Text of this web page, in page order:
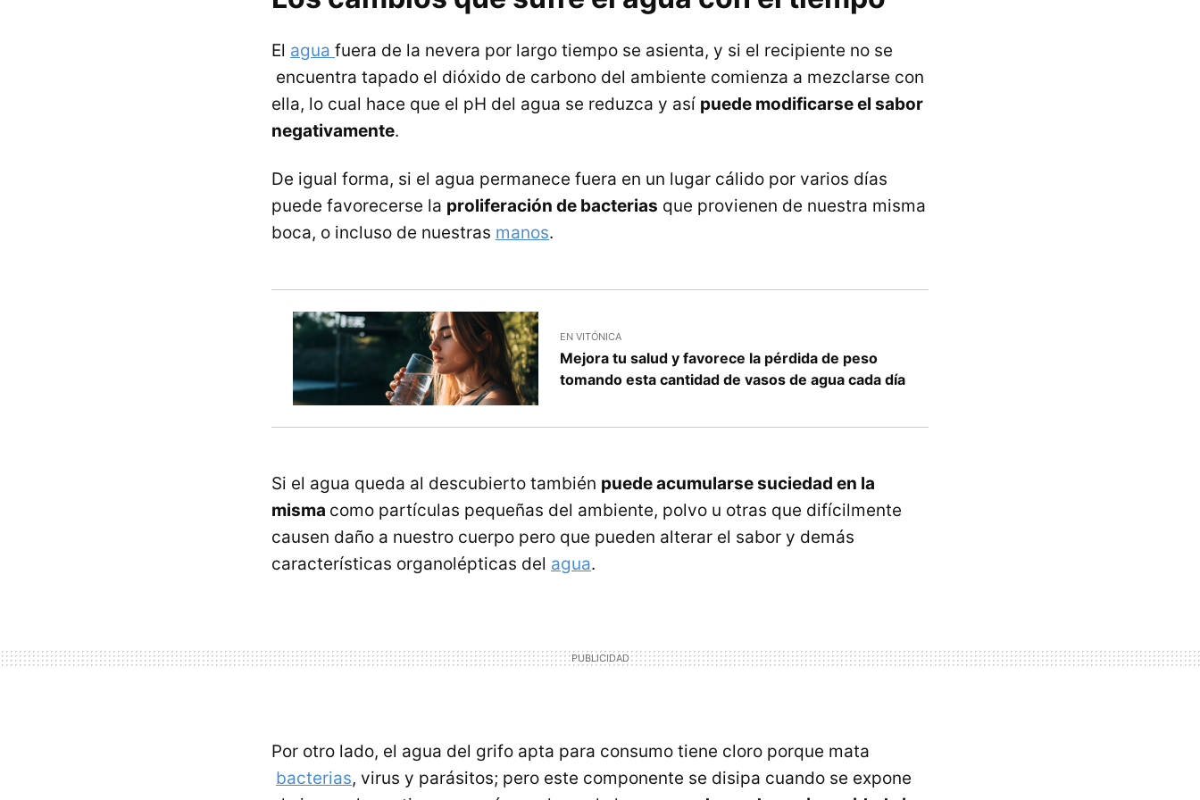
El agua fuera de la nevera por largo tiempo se asienta, y si el recipiente no se
encuentra tapado el dióxido de carbono del ambiente comienza a mezclarse con
ella, lo cual hace que el pH del agua se reduzca y así puede modificarse el sabor
negativamente.
De igual forma, si el agua permanece fuera en un lugar cálido por varios días
puede favorecerse la proliferación de bacterias que provienen de nuestra misma
boca, o incluso de nuestras manos.
EN VITÓNICA
Mejora tu salud y favorece la pérdida de peso
tomando esta cantidad de vasos de agua cada día
Si el agua queda al descubierto también puede acumularse suciedad en la
misma como partículas pequeñas del ambiente, polvo u otras que difícilmente
causen daño a nuestro cuerpo pero que pueden alterar el sabor y demás
características organolépticas del agua.
Por otro lado, el agua del grifo apta para consumo tiene cloro porque mata
bacterias, virus y parásitos; pero este componente se disipa cuando se expone